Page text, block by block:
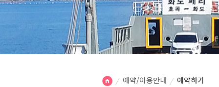
예약/이용안내 예약하기